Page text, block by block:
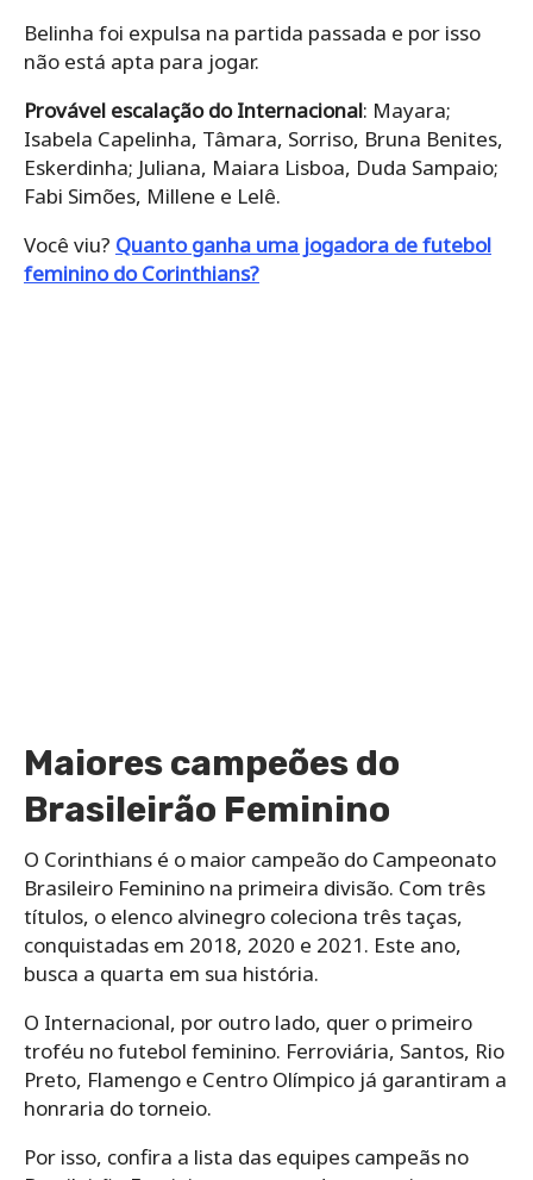
Belinha foi expulsa na partida passada e por isso
não está apta para jogar.
Provável escalação do Internacional: Mayara;
Isabela Capelinha, Tâmara, Sorriso, Bruna Benites,
Eskerdinha; Juliana, Maiara Lisboa, Duda Sampaio;
Fabi Simões, Millene e Lelê.
Você viu? Quanto ganha uma jogadora de futebol
feminino do Corinthians?
Maiores campeões do
Brasileirão Feminino
O Corinthians é o maior campeão do Campeonato
Brasileiro Feminino na primeira divisão. Com três
títulos, o elenco alvinegro coleciona três taças,
conquistadas em 2018, 2020 e 2021. Este ano,
busca a quarta em sua história.
O Internacional, por outro lado, quer o primeiro
troféu no futebol feminino. Ferroviária, Santos, Rio
Preto, Flamengo e Centro Olímpico já garantiram a
honraria do torneio.
Por isso, confira a lista das equipes campeãs no